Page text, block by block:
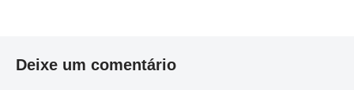
Deixe um comentário